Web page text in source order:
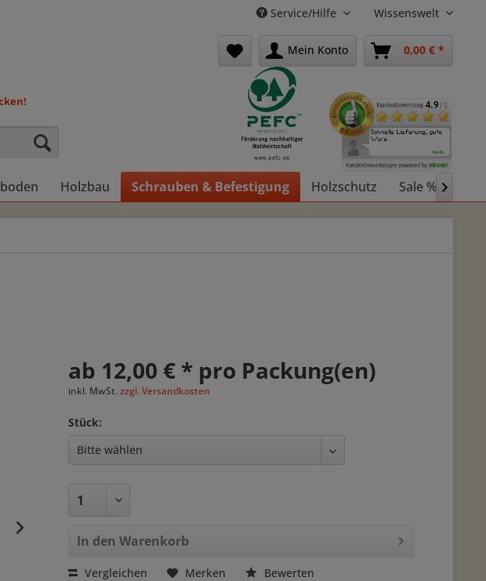
Service/Hilfe Wissenswelt
Mein Konto 0,00 € *
Holzbau Schrauben & Befestigung Holzschutz Sale % 
ab 12,00 € * pro Packung(en)
inkl. MwSt.zzgl. Versandkosten
Stück:
In den Warenkorb
Vergleichen Merken Bewerten